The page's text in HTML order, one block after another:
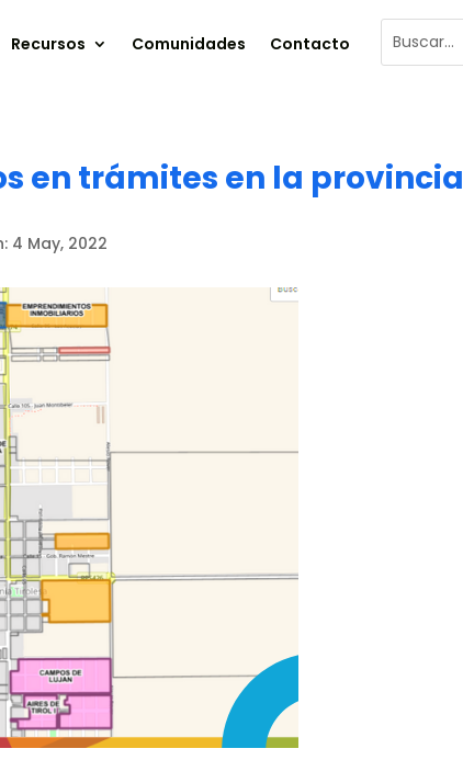
Recursos Comunidades Contacto
en trámites en la provincia
4 May, 2022